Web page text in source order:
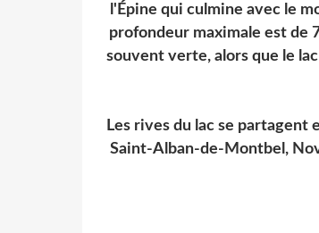
l'Épine qui culmine avec le
profondeur maximale est de
souvent verte, alors que le
Les rives du lac se
Saint-Alban-de-Montbel,